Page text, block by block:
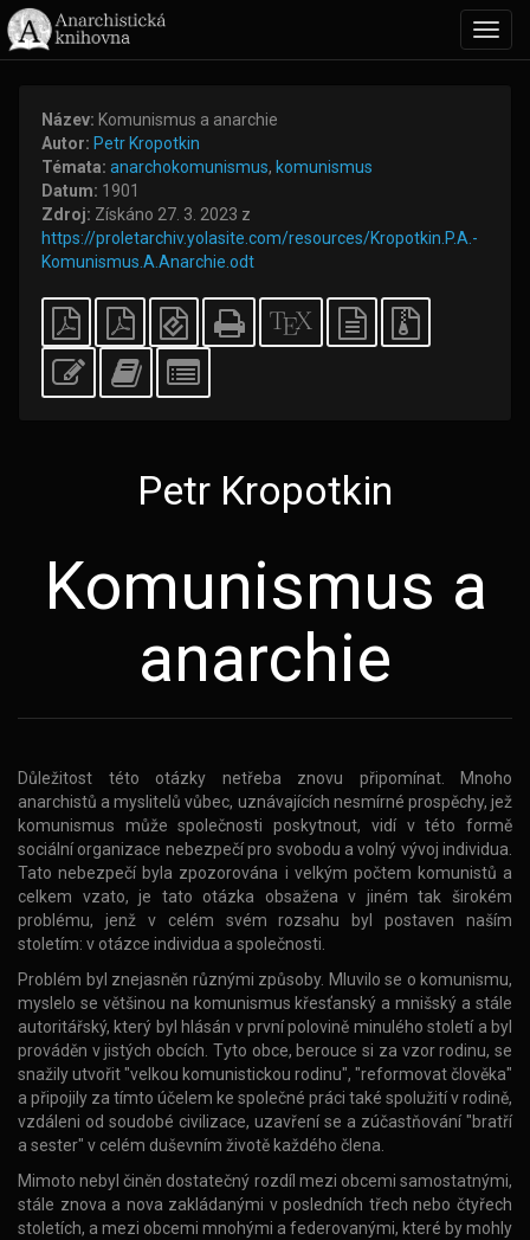
Název: Komunismus a anarchie
Autor: Petr Kropotkin
Témata: anarchokomunismus, komunismus
Datum: 1901
Zdroj: Získáno 27. 3. 2023 z
https://proletarchiv.yolasite.com/resources/Kropotkin.P.A.-
Komunismus.A.Anarchie.odt
Jednoduchá
PDF
A4
imposed
PDF
EPUB
(pro
mobilní
zařízení)
Samostatné
HTML
XeLaTeXový
zdroj
obyčejný
textový
Upravuj
tento
Přidej
tento
Petr Kropotkin
Komunismus a
anarchie
Důležitost této otázky netřeba znovu připomínat. Mnoho
anarchistů a myslitelů vůbec, uznávajících nesmírné prospěchy, jež
komunismus může společnosti poskytnout, vidí v této formě
sociální organizace nebezpečí pro svobodu a volný vývoj individua.
Tato nebezpečí byla zpozorována i velkým počtem komunistů a
celkem vzato, je tato otázka obsažena v jiném tak širokém
problému, jenž v celém svém rozsahu byl postaven naším
stoletím: v otázce individua a společnosti.
Problém byl znejasněn různými způsoby. Mluvilo se o komunismu,
myslelo se většinou na komunismus křesťanský a mnišský a stále
autoritářský, který byl hlásán v první polovině minulého století a byl
prováděn v jistých obcích. Tyto obce, berouce si za vzor rodinu, se
snažily utvořit "velkou komunistickou rodinu", "reformovat člověka"
a připojily za tímto účelem ke společné práci také spolužití v rodině,
vzdáleni od soudobé civilizace, uzavření se a zúčastňování "bratří
a sester" v celém duševním životě každého člena.
Mimoto nebyl činěn dostatečný rozdíl mezi obcemi samostatnými,
stále znova a nova zakládanými v posledních třech nebo čtyřech
stoletích, a mezi obcemi mnohými a federovanými, které by mohly